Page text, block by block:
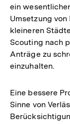
ein
Umsetzung
kleineren
Scouting nach
Anträge zu
einzuhalten.
Eine bessere
Sinne von